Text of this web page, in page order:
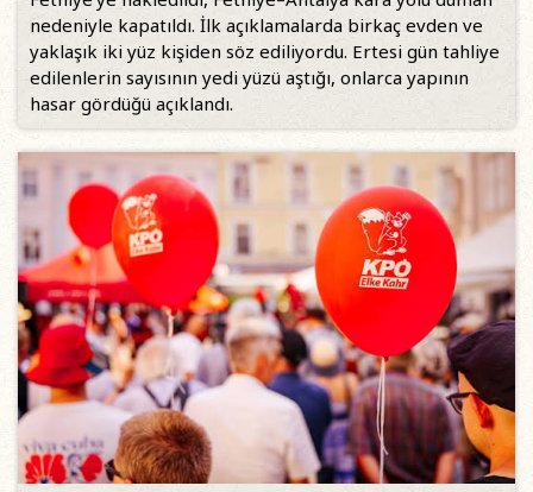
nedeniyle kapatıldı. İlk açıklamalarda birkaç evden ve
yaklaşık iki yüz kişiden söz ediliyordu. Ertesi gün tahliye
edilenlerin sayısının yedi yüzü aştığı, onlarca yapının
hasar gördüğü açıklandı.